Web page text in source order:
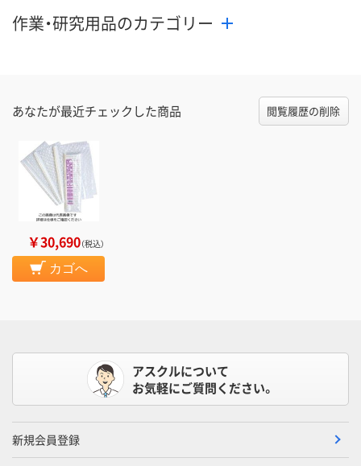
作業・研究用品のカテゴリー
あなたが最近チェックした商品 閲覧履歴の削除
￥30,690（税込）
カゴへ
アスクルについて
お気軽にご質問ください。
新規会員登録